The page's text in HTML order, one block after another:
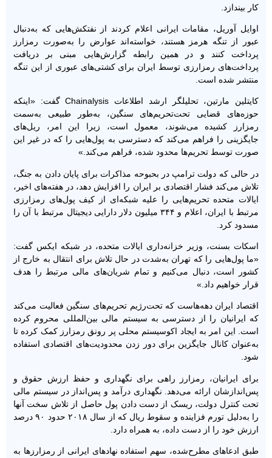
کار بیندازد.
اوایل آوریل، مقامات ایرانی اعلام کردند از نفتکش‌هایی که به‌دنبال
عبور از تنگه هرمز هستند، خواسته‌اند عوارض را به‌صورت رمزارز
پرداخت کنند و در همین رابطه گزارش‌هایی مبنی بر دریافت
پرداخت‌های رمزارزی توسط ایران برای کشتی‌های عبوری از این تنگه
منتشر شده است.
کایتلین مارتین، تحلیلگر ارشد اطلاعات Chainalysis گفت: «اینکه
حوزه‌های قضایی تحت‌تحریم‌های سنگین، به‌طور طبیعی به‌سمت
رمزارز کشیده می‌شوند، معمول است، زیرا این امر، ریل‌های
جایگزینی را فراهم می‌کند که دسترسی به پول‌هایی را که در غیر این
صورت توسط تحریم‌ها محدود شده، فراهم می‌کند.»
در حالی که دولت ترامپ در بحبوحه مذاکرات برای پایان دادن به جنگ،
تلاش می‌کند فشار اقتصادی بر ایران را افزایش دهد، در هفته‌های اخیر،
ایالات متحده تحریم‌هایی را علیه شبکه‌ای از کیف پول‌های رمزارزی
مرتبط با ایران، اعلام و ۳۴۴ میلیون دلار دارایی دیجیتال مرتبط با آن را
مسدود کرد.
اسکات بسنت، وزیر خزانه‌داری ایالات متحده، در شبکه ایکس گفت:
«ما پول‌هایی را که تهران به‌شدت در حال تلاش برای انتقال به خارج از
کشور است، دنبال می‌کنیم و تمام شریان‌های مالی مرتبط را هدف
قرار خواهیم داد.»
اقتصاد ایران دهه‌هاست که تحت‌رژیم تحریم‌های سنگین فعالیت می‌کند
که ایرانیان را از دسترسی به سیستم مالی بین‌المللی محروم کرده
است. این امر به ایجاد اکوسیستم محلی پر رونق رمزارز کمک کرده تا
به‌عنوان کانال جایگزین برای دور زدن محدودیت‌های اقتصادی استفاده‌
شود.
برای ایرانیان، رمزارز راهی برای نگهداری و حفظ ارزش حقوق و
پس‌اندازشان ارائه می‌دهد. نگهداری درآمد و پس‌انداز در سیستم مالی
تحت کنترل دولت، ریسک از دست دادن پول حاصل از تلاش سخت آنها
را به‌دلیل تورم فزاینده و سقوط ریال که از سال ۲۰۱۸ حدود ۹۰ درصد
ارزش خود را از دست داده، به همراه دارد.
طبق ادعاهای مطرح‌شده، سهم استفاده نهادهای ایرانی از رمزارزها به